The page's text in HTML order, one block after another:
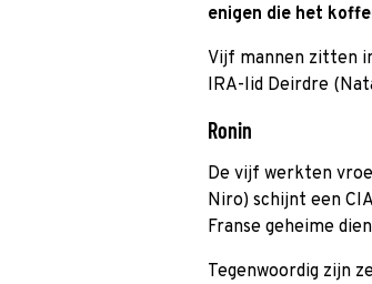
enigen die het
Vijf mannen zitten
IRA-lid Deirdre
Ronin
De vijf werkten
Niro) schijnt een
Franse geheime
Tegenwoordig zijn